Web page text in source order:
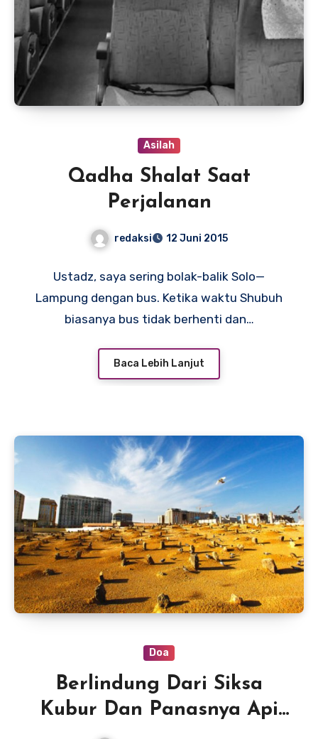
Asilah
Qadha Shalat Saat
Perjalanan
redaksi 12 Juni 2015
Ustadz, saya sering bolak-balik Solo—
Lampung dengan bus. Ketika waktu Shubuh
biasanya bus tidak berhenti dan…
Baca Lebih Lanjut
Doa
Berlindung Dari Siksa
Kubur Dan Panasnya Api